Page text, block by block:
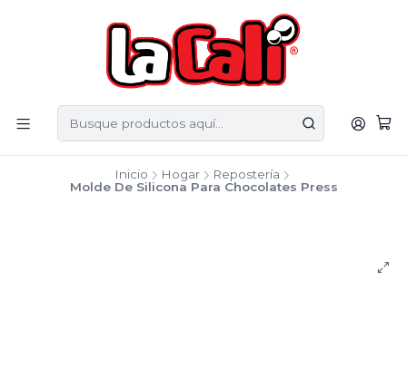
Inicio Hogar
Repostería
Molde De Silicona Para Chocolates Press